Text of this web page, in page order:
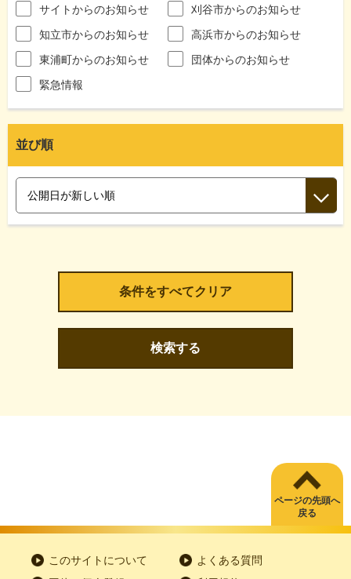
サイトからのお知らせ
刈谷市からのお知らせ
知立市からのお知らせ
高浜市からのお知らせ
東浦町からのお知らせ
団体からのお知らせ
緊急情報
並び順
検索する
ページの先頭へ
戻る
このサイトについて
よくある質問